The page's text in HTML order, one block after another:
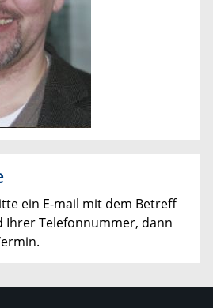
ein E-mail mit dem Betreff
Ihrer Telefonnummer, dann